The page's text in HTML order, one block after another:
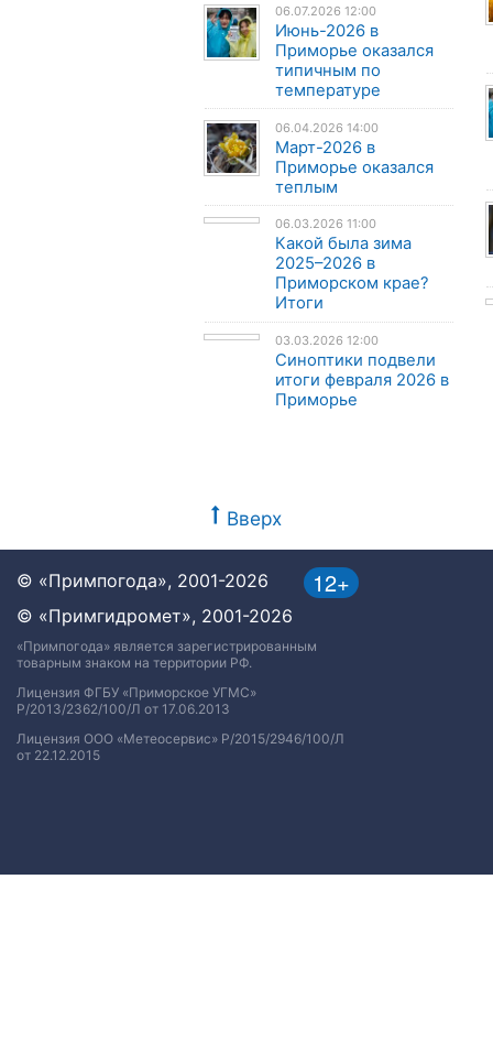
06.07.2026 12:00
Июнь-2026 в
Приморье оказался
типичным по
температуре
06.04.2026 14:00
Март-2026 в
Приморье оказался
теплым
06.03.2026 11:00
Какой была зима
2025–2026 в
Приморском крае?
Итоги
03.03.2026 12:00
Синоптики подвели
итоги февраля 2026 в
Приморье
Вверх
12+
© «Примпогода», 2001-2026
© «Примгидромет», 2001-2026
«Примпогода» является зарегистрированным
товарным знаком на территории РФ.
Лицензия ФГБУ «Приморское УГМС»
Р/2013/2362/100/Л от 17.06.2013
Лицензия ООО «Метеосервис» Р/2015/2946/100/Л
от 22.12.2015